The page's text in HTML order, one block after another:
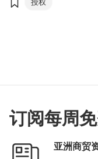
授权
订阅每周
亚洲商贸